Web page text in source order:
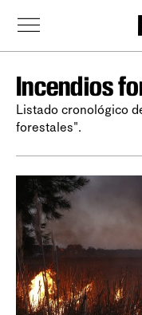
Incendios
Listado cronológico
forestales".